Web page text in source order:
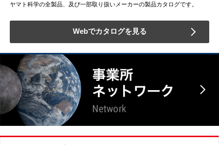
ヤマト科学の全製品、及び一部取り扱いメーカーの製品カタログです。
Webでカタログを見る